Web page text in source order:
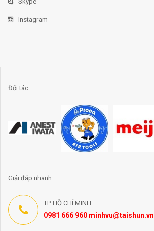
Instagram
Đối tác:
Giải đáp nhanh:
TP. HỒ CHÍ MINH
0981 666 960 minhvu@taishun.vn